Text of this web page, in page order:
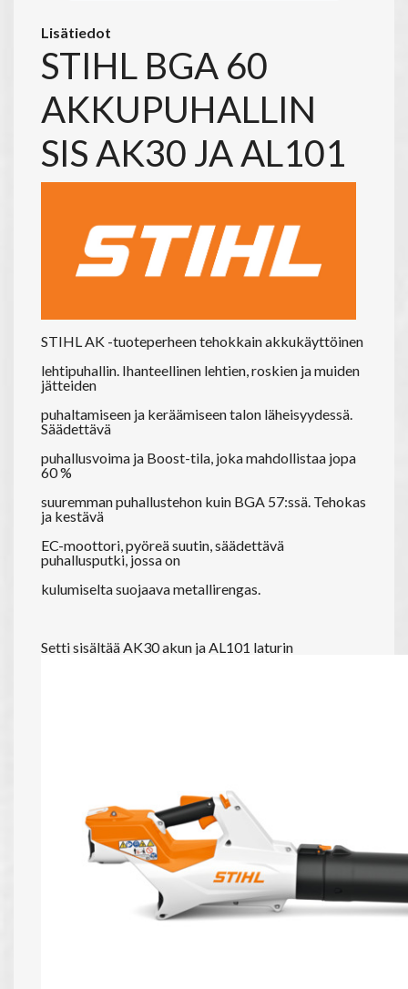
Lisätiedot
STIHL BGA 60
AKKUPUHALLIN
SIS AK30 JA AL101
STIHL AK -tuoteperheen tehokkain akkukäyttöinen
lehtipuhallin. Ihanteellinen lehtien, roskien ja muiden
jätteiden
puhaltamiseen ja keräämiseen talon läheisyydessä.
Säädettävä
puhallusvoima ja Boost-tila, joka mahdollistaa jopa
60 %
suuremman puhallustehon kuin BGA 57:ssä. Tehokas
ja kestävä
EC-moottori, pyöreä suutin, säädettävä
puhallusputki, jossa on
kulumiselta suojaava metallirengas.
Setti sisältää AK30 akun ja AL101 laturin